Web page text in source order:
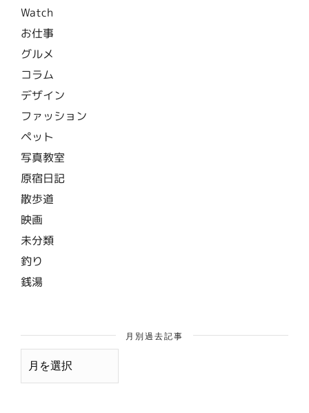
Watch
お仕事
グルメ
コラム
デザイン
ファッション
ペット
写真教室
原宿日記
散歩道
映画
未分類
釣り
銭湯
月別過去記事
月